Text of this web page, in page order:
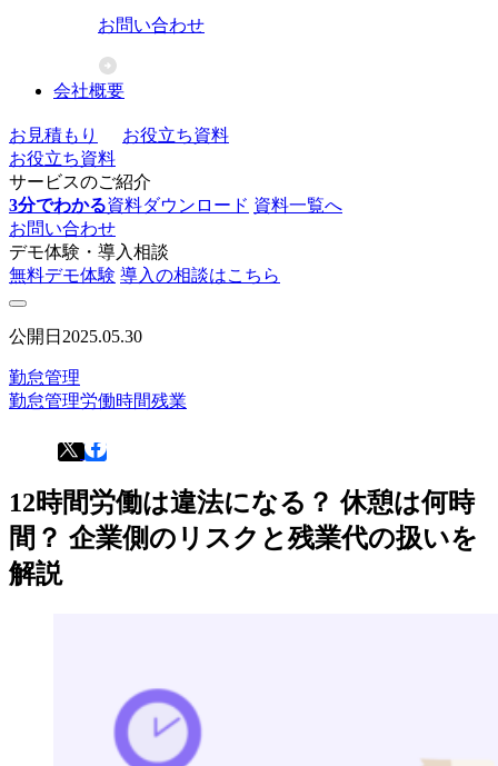
お問い合わせ
会社概要
お見積もり
お役立ち資料
お役立ち資料
サービスのご紹介
3分でわかる資料ダウンロード 資料一覧へ
お問い合わせ
デモ体験・導入相談
無料デモ体験 導入の相談はこちら
公開日 2025.05.30
勤怠管理
勤怠管理労働時間残業
12時間労働は違法になる？ 休憩は何時
間？ 企業側のリスクと残業代の扱いを
解説